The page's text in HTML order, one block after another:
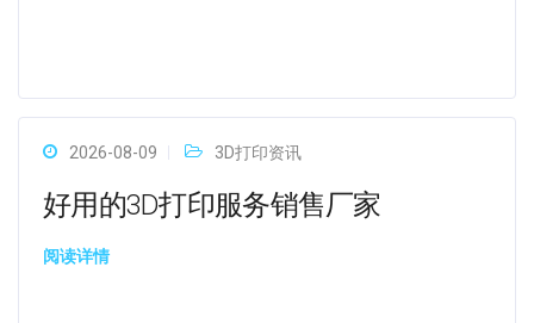
2026-08-09 3D打印资讯
好用的3D打印服务销售厂家
阅读详情